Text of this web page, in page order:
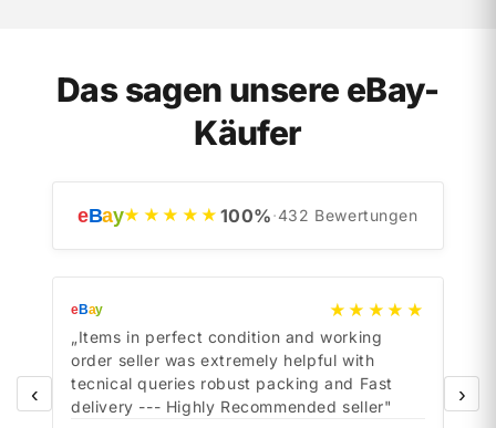
Das sagen unsere eBay-
Käufer
eBay★★★★★ 100%·432 Bewertungen
‹
eBay ★★★★★
„Items in perfect condition and working
order seller was extremely helpful with
tecnical queries robust packing and Fast
delivery --- Highly Recommended seller"
›